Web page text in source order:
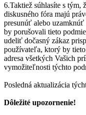
6.Taktiež súhlasíte s tým,
diskusného fóra majú
presunúť alebo
by porušovali tieto
udeliť dočasný zákaz
používateľa, ktorý by
adresa všetkých Vašich
vymožiteľnosti týchto
Posledná aktualizácia
Dôležité upozornenie!